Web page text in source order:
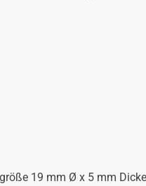
19 mm Ø x 5 mm